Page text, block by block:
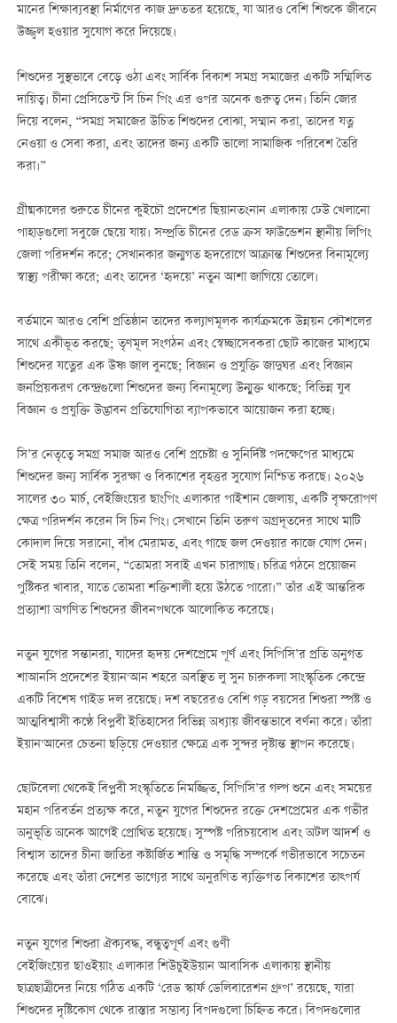
মানের শিক্ষাব্যবস্থা নির্মাণের কাজ দ্রুততর হয়েছে, যা আরও বেশি শিশুকে জীবনে
উজ্জ্বল হওয়ার সুযোগ করে দিয়েছে।
শিশুদের সুস্থভাবে বেড়ে ওঠা এবং সার্বিক বিকাশ সমগ্র সমাজের একটি সম্মিলিত
দায়িত্ব। চীনা প্রেসিডেন্ট সি চিন পিং এর ওপর অনেক গুরুত্ব দেন। তিনি জোর
দিয়ে বলেন, “সমগ্র সমাজের উচিত শিশুদের বোঝা, সম্মান করা, তাদের যত্ন
নেওয়া ও সেবা করা, এবং তাদের জন্য একটি ভালো সামাজিক পরিবেশ তৈরি
করা।”
গ্রীষ্মকালের শুরুতে চীনের কুইচৌ প্রদেশের ছিয়ানতংনান এলাকায় ঢেউ খেলানো
পাহাড়গুলো সবুজে ছেয়ে যায়। সম্প্রতি চীনের রেড ক্রস ফাউন্ডেশন স্থানীয় লিপিং
জেলা পরিদর্শন করে; সেখানকার জন্মগত হৃদরোগে আক্রান্ত শিশুদের বিনামূল্যে
স্বাস্থ্য পরীক্ষা করে; এবং তাদের ‘হৃদয়ে’ নতুন আশা জাগিয়ে তোলে।
বর্তমানে আরও বেশি প্রতিষ্ঠান তাদের কল্যাণমূলক কার্যক্রমকে উন্নয়ন কৌশলের
সাথে একীভূত করছে; তৃণমূল সংগঠন এবং স্বেচ্ছাসেবকরা ছোট কাজের মাধ্যমে
শিশুদের যত্নের এক উষ্ণ জাল বুনছে; বিজ্ঞান ও প্রযুক্তি জাদুঘর এবং বিজ্ঞান
জনপ্রিয়করণ কেন্দ্রগুলো শিশুদের জন্য বিনামূল্যে উন্মুক্ত থাকছে; বিভিন্ন যুব
বিজ্ঞান ও প্রযুক্তি উদ্ভাবন প্রতিযোগিতা ব্যাপকভাবে আয়োজন করা হচ্ছে।
সি’র নেতৃত্বে সমগ্র সমাজ আরও বেশি প্রচেষ্টা ও সুনির্দিষ্ট পদক্ষেপের মাধ্যমে
শিশুদের জন্য সার্বিক সুরক্ষা ও বিকাশের বৃহত্তর সুযোগ নিশ্চিত করছে। ২০২৬
সালের ৩০ মার্চ, বেইজিংয়ের ছাংপিং এলাকার পাইশান জেলায়, একটি বৃক্ষরোপণ
ক্ষেত্র পরিদর্শন করেন সি চিন পিং। সেখানে তিনি তরুণ অগ্রদূতদের সাথে মাটি
কোদাল দিয়ে সরানো, বাঁধ মেরামত, এবং গাছে জল দেওয়ার কাজে যোগ দেন।
সেই সময় তিনি বলেন, “তোমরা সবাই এখন চারাগাছ। চরিত্র গঠনে প্রয়োজন
পুষ্টিকর খাবার, যাতে তোমরা শক্তিশালী হয়ে উঠতে পারো।” তাঁর এই আন্তরিক
প্রত্যাশা অগণিত শিশুদের জীবনপথকে আলোকিত করেছে।
নতুন যুগের সন্তানরা, যাদের হৃদয় দেশপ্রেমে পূর্ণ এবং সিপিসি’র প্রতি অনুগত
শাআনসি প্রদেশের ইয়ান'আন শহরে অবস্থিত লু সুন চারুকলা সাংস্কৃতিক কেন্দ্রে
একটি বিশেষ গাইড দল রয়েছে। দশ বছরেরও বেশি গড় বয়সের শিশুরা স্পষ্ট ও
আত্মবিশ্বাসী কণ্ঠে বিপ্লবী ইতিহাসের বিভিন্ন অধ্যায় জীবন্তভাবে বর্ণনা করে। তাঁরা
ইয়ান'আনের চেতনা ছড়িয়ে দেওয়ার ক্ষেত্রে এক সুন্দর দৃষ্টান্ত স্থাপন করেছে।
ছোটবেলা থেকেই বিপ্লবী সংস্কৃতিতে নিমজ্জিত, সিপিসি’র গল্প শুনে এবং সময়ের
মহান পরিবর্তন প্রত্যক্ষ করে, নতুন যুগের শিশুদের রক্তে দেশপ্রেমের এক গভীর
অনুভূতি অনেক আগেই প্রোথিত হয়েছে। সুস্পষ্ট পরিচয়বোধ এবং অটল আদর্শ ও
বিশ্বাস তাদের চীনা জাতির কষ্টার্জিত শান্তি ও সমৃদ্ধি সম্পর্কে গভীরভাবে সচেতন
করেছে এবং তাঁরা দেশের ভাগ্যের সাথে অনুরণিত ব্যক্তিগত বিকাশের তাত্পর্য
বোঝে।
নতুন যুগের শিশুরা ঐক্যবদ্ধ, বন্ধুত্বপূর্ণ এবং গুণী
বেইজিংয়ের ছাওইয়াং এলাকার শিউচুইউয়ান আবাসিক এলাকায় স্থানীয়
ছাত্রছাত্রীদের নিয়ে গঠিত একটি ‘রেড স্কার্ফ ডেলিবারেশন গ্রুপ’ রয়েছে, যারা
শিশুদের দৃষ্টিকোণ থেকে রাস্তার সম্ভাব্য বিপদগুলো চিহ্নিত করে। বিপদগুলোর